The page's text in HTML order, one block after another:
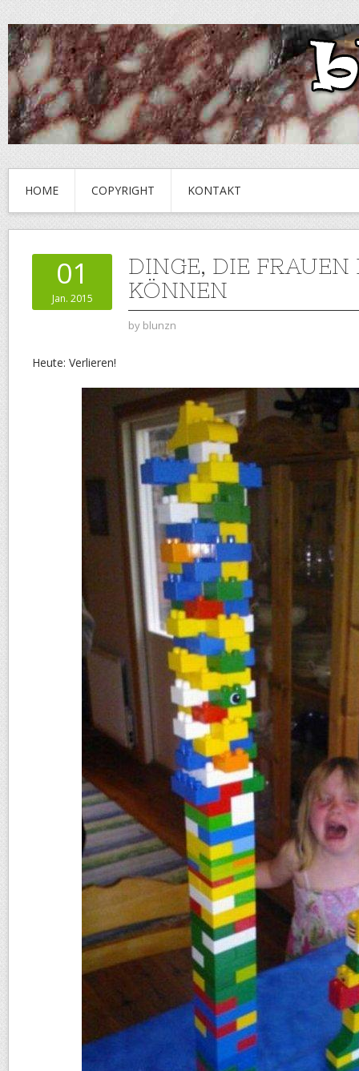
HOME COPYRIGHT KONTAKT
01
Jan. 2015
DINGE, DIE
KÖNNEN
by blunzn
Heute: Verlieren!